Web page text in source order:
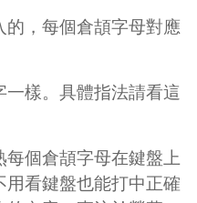
，每個倉頡字母對應
一樣。具體指法請看這
個倉頡字母在鍵盤上
看鍵盤也能打中正確